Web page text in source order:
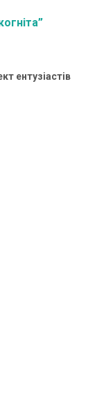
ентузіастів